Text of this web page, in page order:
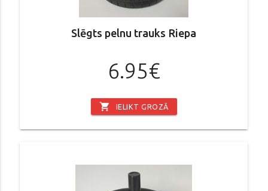
Slēgts pelnu trauks Riepa
6.95€
shopping_cart IELIKT GROZĀ